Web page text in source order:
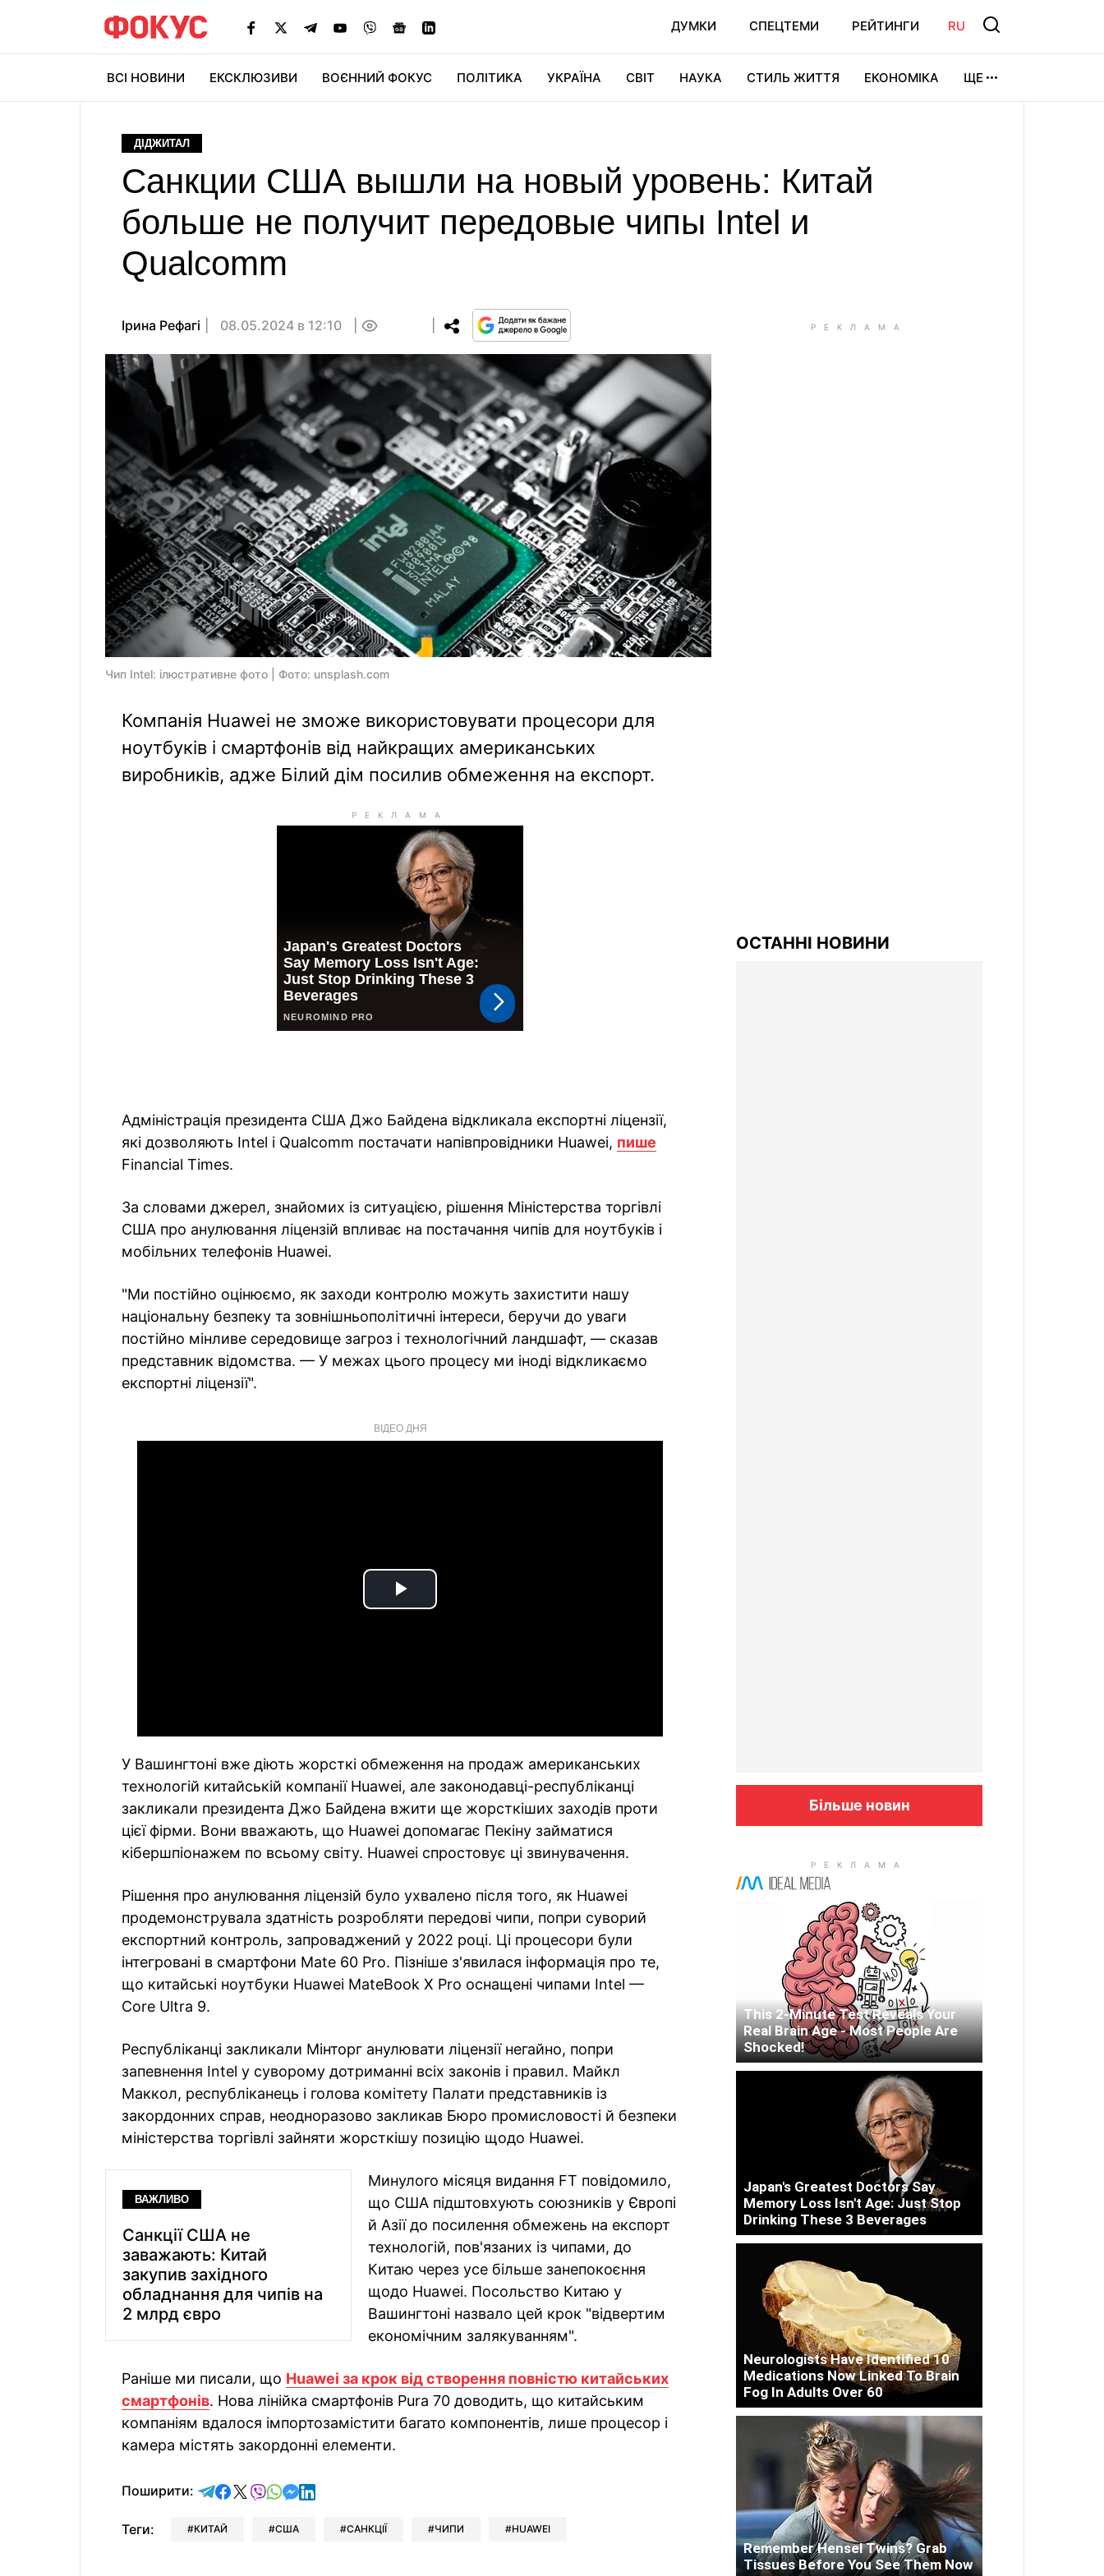
ДУМКИ СПЕЦТЕМИ РЕЙТИНГИ RU
ВСІ НОВИНИ ЕКСКЛЮЗИВИ ВОЄННИЙ ФОКУС ПОЛІТИКА УКРАЇНА СВІТ НАУКА СТИЛЬ ЖИТТЯ ЕКОНОМІКА ЩЕ
ДІДЖИТАЛ
Санкции США вышли на новый уровень: Китай
больше не получит передовые чипы Intel и
Qualcomm
Ірина Рефагі 08.05.2024 в 12:10
Чип Intel: ілюстративне фото | Фото: unsplash.com
Компанія Huawei не зможе використовувати процесори для
ноутбуків і смартфонів від найкращих американських
виробників, адже Білий дім посилив обмеження на експорт.
Адміністрація президента США Джо Байдена відкликала експортні ліцензії,
які дозволяють Intel і Qualcomm постачати напівпровідники Huawei, пише
Financial Times.
За словами джерел, знайомих із ситуацією, рішення Міністерства торгівлі
США про анулювання ліцензій впливає на постачання чипів для ноутбуків і
мобільних телефонів Huawei.
"Ми постійно оцінюємо, як заходи контролю можуть захистити нашу
національну безпеку та зовнішньополітичні інтереси, беручи до уваги
постійно мінливе середовище загроз і технологічний ландшафт, — сказав
представник відомства. — У межах цього процесу ми іноді відкликаємо
експортні ліцензії".
ВІДЕО ДНЯ
Play
У Вашингтоні вже діють жорсткі обмеження на продаж американських
технологій китайській компанії Huawei, але законодавці-республіканці
закликали президента Джо Байдена вжити ще жорсткіших заходів проти
цієї фірми. Вони вважають, що Huawei допомагає Пекіну займатися
кібершпіонажем по всьому світу. Huawei спростовує ці звинувачення.
Рішення про анулювання ліцензій було ухвалено після того, як Huawei
продемонструвала здатність розробляти передові чипи, попри суворий
експортний контроль, запроваджений у 2022 році. Ці процесори були
інтегровані в смартфони Mate 60 Pro. Пізніше з'явилася інформація про те,
що китайські ноутбуки Huawei MateBook X Pro оснащені чипами Intel —
Core Ultra 9.
Республіканці закликали Мінторг анулювати ліцензії негайно, попри
запевнення Intel у суворому дотриманні всіх законів і правил. Майкл
Маккол, республіканець і голова комітету Палати представників із
закордонних справ, неодноразово закликав Бюро промисловості й безпеки
міністерства торгівлі зайняти жорсткішу позицію щодо Huawei.
ВАЖЛИВО
Санкції США не
заважають: Китай
закупив західного
обладнання для чипів на
2 млрд євро
Минулого місяця видання FT повідомило,
що США підштовхують союзників у Європі
й Азії до посилення обмежень на експорт
технологій, пов'язаних із чипами, до
Китаю через усе більше занепокоєння
щодо Huawei. Посольство Китаю у
Вашингтоні назвало цей крок "відвертим
економічним залякуванням".
Раніше ми писали, що Huawei за крок від створення повністю китайських
смартфонів. Нова лінійка смартфонів Pura 70 доводить, що китайським
компаніям вдалося імпортозамістити багато компонентів, лише процесор і
камера містять закордонні елементи.
Поширити: відправити у Telegram
поділитись у Facebook
поділитись у X
відправити у Viber
відправити у Whatsapp
відправити у Messenger
відправити у LinkedIn
Теги: КИТАЙ США САНКЦІЇ ЧИПИ HUAWEI
ОСТАННІ НОВИНИ
Більше новин
This 2-Minute Test Reveals Your
Real Brain Age - Most People Are
Shocked!
Japan's Greatest Doctors Say
Memory Loss Isn't Age: Just Stop
Drinking These 3 Beverages
Neurologists Have Identified 10
Medications Now Linked To Brain
Fog In Adults Over 60
Remember Hensel Twins? Grab
Tissues Before You See Them Now